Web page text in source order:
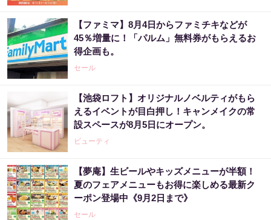
【ファミマ】8月4日からファミチキなどが
45％増量に！「パルム」無料券がもらえるお
得企画も。
セール
【池袋ロフト】オリジナルノベルティがもら
えるイベントが目白押し！キャンメイクの常
設スペースが8月5日にオープン。
ビューティ
【夢庵】生ビールやキッズメニューが半額！
夏のフェアメニューもお得に楽しめる最新ク
ーポン登場中《9月2日まで》
セール